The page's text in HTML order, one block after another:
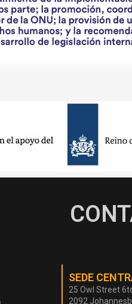
SEDE
25 Owl Street
2092